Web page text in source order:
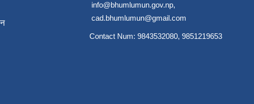
info@bhumlumun.gov.np,
cad.bhumlumun@gmail.com
Contact Num: 9843532080, 9851219653